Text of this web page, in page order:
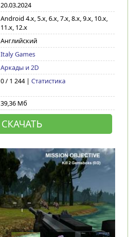
20.03.2024
Android 4.x, 5.x, 6.x, 7.x, 8.x, 9.x, 10.x,
11.x, 12.x
Английский
Italy Games
Аркады и 2D
0 / 1 244 | Статистика
39,36 Мб
СКАЧАТЬ